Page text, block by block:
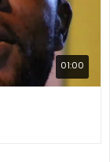
01:00